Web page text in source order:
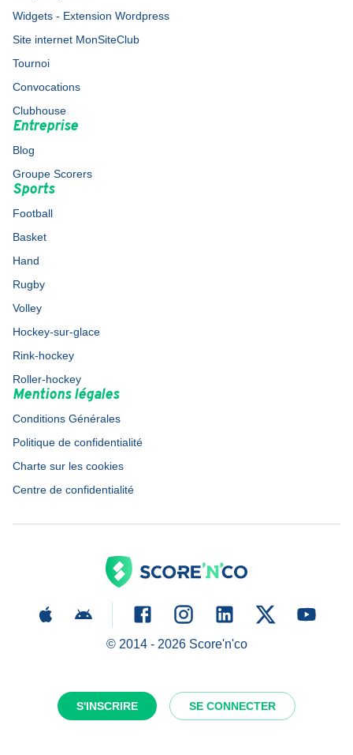
S'INSCRIRE SE CONNECTER
Widgets - Extension Wordpress
Site internet MonSiteClub
Tournoi
Convocations
Clubhouse
Entreprise
Blog
Groupe Scorers
Sports
Football
Basket
Hand
Rugby
Volley
Hockey-sur-glace
Rink-hockey
Roller-hockey
Mentions légales
Conditions Générales
Politique de confidentialité
Charte sur les cookies
Centre de confidentialité
© 2014 - 2026Score'n'co